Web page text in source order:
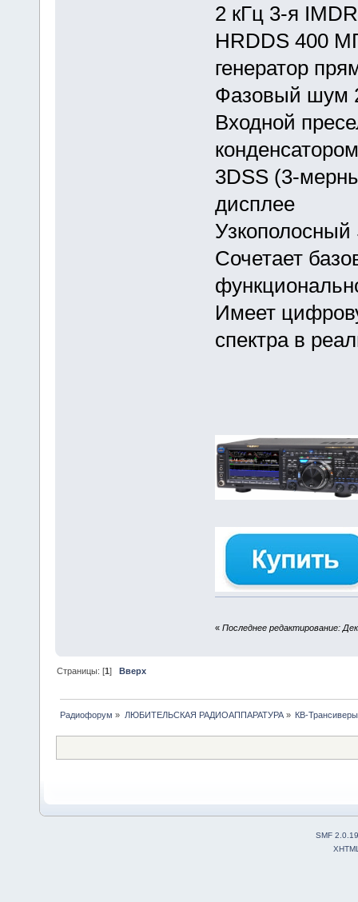
2 кГц 3-я
HRDDS 400
генератор
Фазовый шум
Входной
3DSS (3-
дисплее
Сочетает
Имеет
спектра в
« Последнее редактирование:
Страницы: [1] Вверх
Радиофорум » ЛЮБИТЕЛЬСКАЯ РАДИОАППАРАТУРА» КВ-Трансиверы
SMF 2.0.19